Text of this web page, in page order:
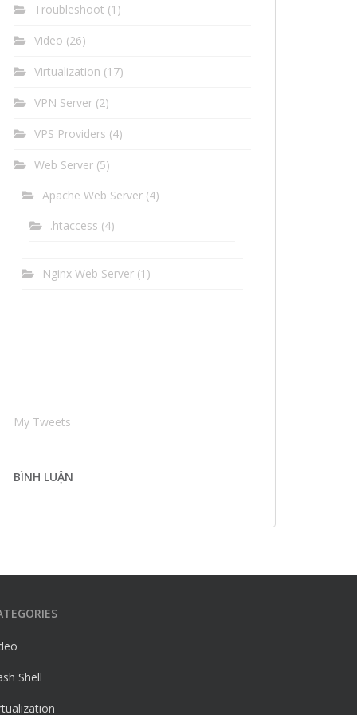
Troubleshoot (1)
Video (26)
Virtualization (17)
VPN Server (2)
VPS Providers (4)
Web Server (5)
Apache Web Server (4)
.htaccess (4)
Nginx Web Server (1)
My Tweets
BÌNH LUẬN
Shell